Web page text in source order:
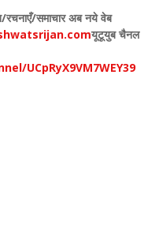
समाचार अब नये वेब
यूटूयुब चैनल
UCpRyX9VM7WEY39